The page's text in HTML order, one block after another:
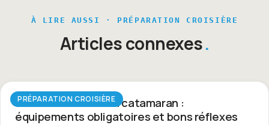
À LIRE AUSSI · PRÉPARATION CROISIÈRE
Articles connexes
PRÉPARATION CROISIÈRE
Sécurité à bord d'un catamaran :
équipements obligatoires et bons réflexes